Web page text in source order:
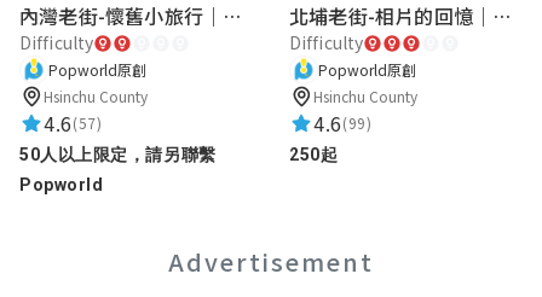
內灣老街-懷舊小旅行｜新竹老街城市解謎
Difficulty
Popworld原創
Hsinchu County
4.6(57)
50人以上限定，請另聯繫
Popworld
北埔老街-相片的回憶｜新竹老街城市解謎
Difficulty
Popworld原創
Hsinchu County
4.6(99)
250起
Advertisement